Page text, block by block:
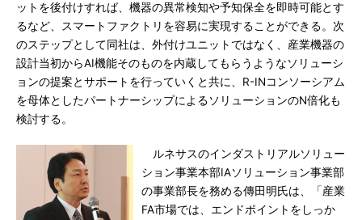
ットを後付けすれば、機器の異常検知や予知保全を即時可能とす
るなど、スマートファクトリを容易に実現することができる。次
のステップとして同社は、外付けユニットではなく、産業機器の
設計当初からAI機能そのものを内蔵してもらうようなソリューシ
ョンの提案とサポートを行っていくと共に、R-INコンソーシアム
を母体としたパートナーシップによるソリューションのN倍化も
検討する。
ルネサスのインダストリアルソリュー
ション事業本部IAソリューション事業部
の事業部長を務める傳田明氏は、「産業
FA市場では、エンドポイントをしっか